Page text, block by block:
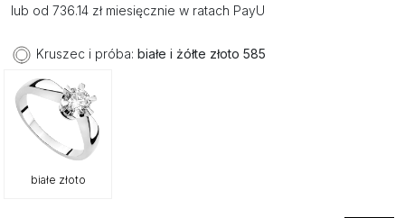
lub od 736.14 zł miesięcznie w ratach PayU
Kruszec i próba: białe i żółte złoto 585
białe złoto